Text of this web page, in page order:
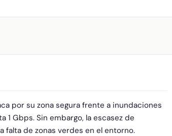
por su zona segura frente a inundaciones
Gbps. Sin embargo, la escasez de
de zonas verdes en el entorno.